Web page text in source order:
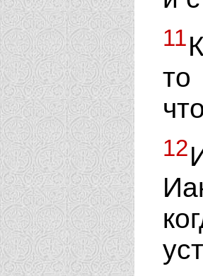
11
то
12